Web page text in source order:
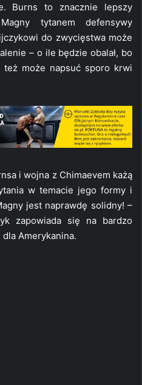
Burns to znacznie lepszy
tytanem defensywy
do zwycięstwa może
– o ile będzie obalał, bo
też może napsuć sporo krwi
i wojna z Chimaevem każą
w temacie jego formy i
jest naprawdę solidny! –
zapowiada się na bardzo
Amerykanina.